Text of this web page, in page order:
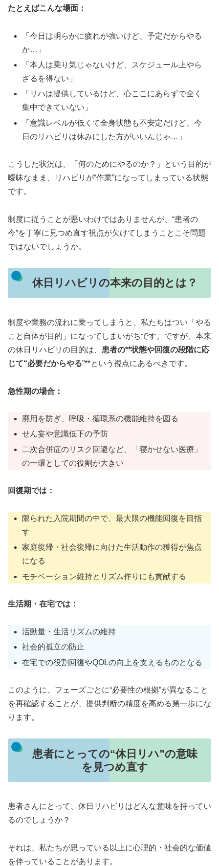
たとえばこんな場面：
「今日は明らかに疲れが強いけど、予定だからやる
か…」
「本人は乗り気じゃないけど、スケジュール上やら
ざるを得ない」
「リハは提供しているけど、心ここにあらずで全く
集中できていない」
「意識レベルが低くて全身状態も不安定だけど、今
日のリハビリは休みにした方がいいんじゃ…」
こうした状況は、「何のためにやるのか？」という目的が
曖昧なまま、リハビリが“作業”になってしまっている状態
です。
制度に従うことが悪いわけではありませんが、“患者の
今”を丁寧に見つめ直す視点が欠けてしまうことこそ問題
ではないでしょうか。
休日リハビリの本来の目的とは？
制度や業務の流れに乗ってしまうと、私たちはつい「やる
こと自体が目的」になってしまいがちです。ですが、本来
の休日リハビリの目的は、 患者の**状態や回復の段階に応
じて“必要だからやる”**という視点にあるべきです。
急性期の場合：
廃用を防ぎ、呼吸・循環系の機能維持を図る
せん妄や意識低下の予防
二次合併症のリスク回避など、「寝かせない医療」
の一環としての役割が大きい
回復期では：
限られた入院期間の中で、最大限の機能回復を目指
す
家庭復帰・社会復帰に向けた生活動作の獲得が焦点
になる
モチベーション維持とリズム作りにも貢献する
生活期・在宅では：
活動量・生活リズムの維持
社会的孤立の防止
在宅での役割回復やQOLの向上を支えるものとなる
このように、フェーズごとに“必要性の根拠”が異なること
を再確認することが、提供判断の精度を高める第一歩にな
ります。
患者にとっての“休日リハ”の意味
を見つめ直す
患者さんにとって、休日リハビリはどんな意味を持ってい
るのでしょうか？
それは、私たちが思っている以上に心理的・社会的な価値
を伴っていることがあります。